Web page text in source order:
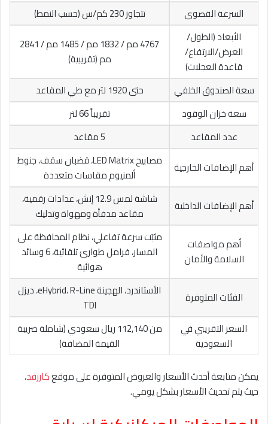
السرعة القصوى
تتجاوز 230 كم/س (حسب النمط)
الأبعاد (الطول/
العرض/الارتفاع/
قاعدة العجلات)
4767 مم / 1832 مم / 1485 مم / 2841
مم (تقريبية)
سعة الصندوق الخلفي
حتى 1920 لتر مع طي المقاعد
سعة خزان الوقود
تقريباً 66 لتر
عدد المقاعد
5 مقاعد
أهم الإضافات الخارجية
مصابيح LED Matrix، قضبان سقف، جنوط
ألمنيوم مقاسات متعددة
أهم الإضافات الداخلية
شاشة لمس 12.9 إنش، عدادات رقمية،
مقاعد مدفأة ومهواة وتدليك
أهم مواصفات
السلامة والأمان
مثبّت سرعة تفاعلي، نظام المحافظة على
المسار، فرامل طوارئ تلقائية، 6 وسائد
هوائية
الفئات المتوفرة
الأستاندرد، الهجينة eHybrid، R-Line، ديزل
TDI
السعر التقريبي في
السعودية
من 112,140 ريال سعودي (شاملة ضريبة
القيمة المضافة)
يمكن متابعة أحدث الأسعار والعروض المتوفرة على موقعكارزفد،
حيث يتم تحديث الأسعار بشكل يومي.